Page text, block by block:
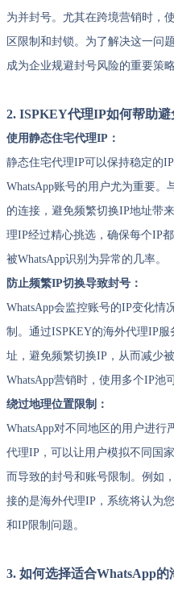
为并封号。尤其在跨境营销时，
区限制和封锁。为了解决这一问
成为企业规避封号风险的重要策略
2. ISPKEY代理IP如何帮助
使用静态住宅代理IP：
静态住宅代理IP可以保持稳定的
WhatsApp账号的用户尤为重要
的连接，避免频繁切换IP地址带
理IP经过精心挑选，确保每个IP
被WhatsApp识别为异常的几率。
防止频繁IP切换导致封号：
WhatsApp会监控账号的IP变化情
制。通过ISPKEY的海外代理IP
址，避免频繁切换IP，从而减少
WhatsApp营销时，使用多个IP池
绕过地理位置限制：
WhatsApp对不同地区的用户进
代理IP，可以让用户模拟不同国
而导致的封号和账号限制。例如
接的是海外代理IP，系统将认为
和IP限制问题。
3. 如何选择适合WhatsApp的